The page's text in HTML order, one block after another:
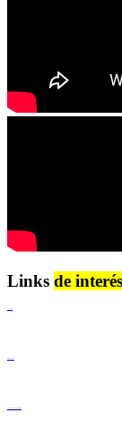
Links de interés